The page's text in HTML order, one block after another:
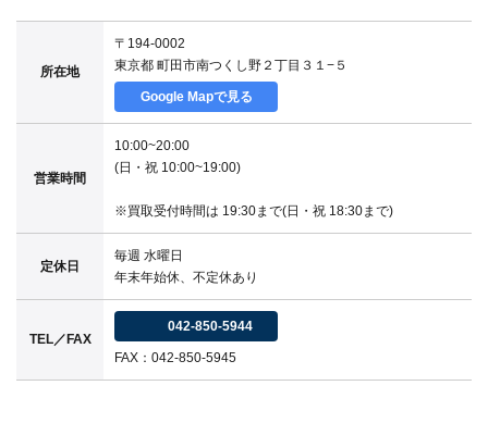
所在地
〒194-0002
東京都 町田市南つくし野２丁目３１−５
Google Mapで見る
営業時間
10:00~20:00
(日・祝 10:00~19:00)
※買取受付時間は 19:30まで(日・祝 18:30まで)
定休日
毎週 水曜日
年末年始休、不定休あり
TEL／FAX
042-850-5944
FAX：042-850-5945